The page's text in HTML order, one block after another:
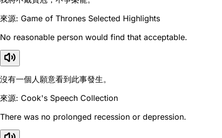
來源: Game of Thrones Selected Highlights
No reasonable person would find that acceptable.
沒有一個人願意看到此事發生。
來源: Cook's Speech Collection
There was no prolonged recession or depression.